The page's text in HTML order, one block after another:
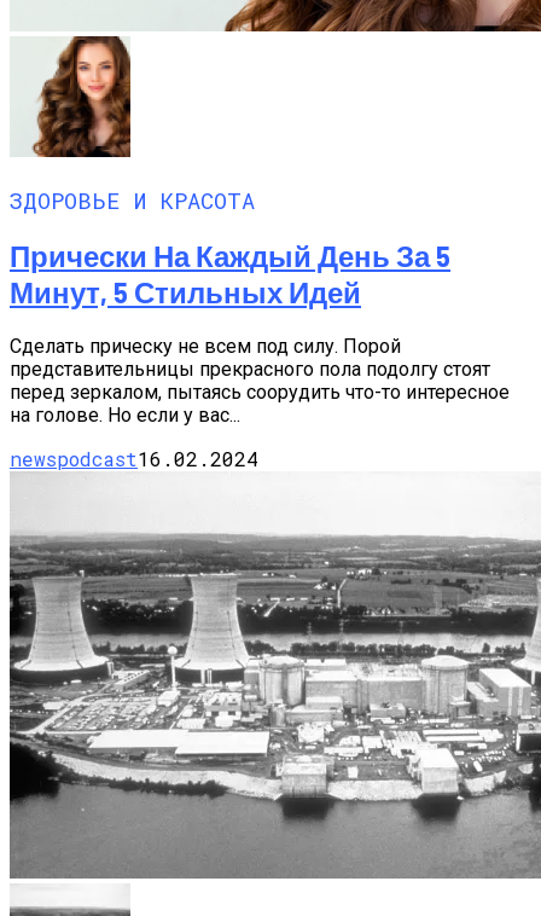
ЗДОРОВЬЕ И КРАСОТА
Прически На Каждый День За 5
Минут, 5 Стильных Идей
Сделать прическу не всем под силу. Порой
представительницы прекрасного пола подолгу стоят
перед зеркалом, пытаясь соорудить что-то интересное
на голове. Но если у вас...
newspodcast16.02.2024